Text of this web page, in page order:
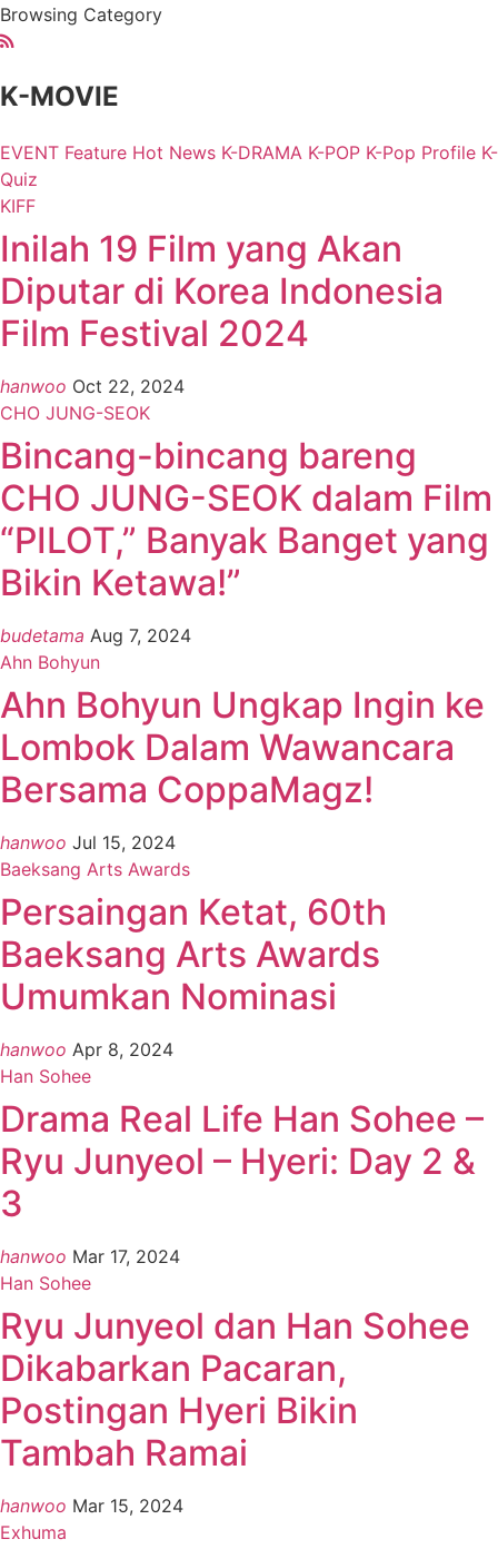
Browsing Category
K-MOVIE
EVENT Feature Hot News K-DRAMA K-POP K-Pop Profile K-
Quiz
KIFF
Inilah 19 Film yang Akan
Diputar di Korea Indonesia
Film Festival 2024
hanwoo Oct 22, 2024
CHO JUNG-SEOK
Bincang-bincang bareng
CHO JUNG-SEOK dalam Film
“PILOT,” Banyak Banget yang
Bikin Ketawa!”
budetama Aug 7, 2024
Ahn Bohyun
Ahn Bohyun Ungkap Ingin ke
Lombok Dalam Wawancara
Bersama CoppaMagz!
hanwoo Jul 15, 2024
Baeksang Arts Awards
Persaingan Ketat, 60th
Baeksang Arts Awards
Umumkan Nominasi
hanwoo Apr 8, 2024
Han Sohee
Drama Real Life Han Sohee –
Ryu Junyeol – Hyeri: Day 2 &
3
hanwoo Mar 17, 2024
Han Sohee
Ryu Junyeol dan Han Sohee
Dikabarkan Pacaran,
Postingan Hyeri Bikin
Tambah Ramai
hanwoo Mar 15, 2024
Exhuma